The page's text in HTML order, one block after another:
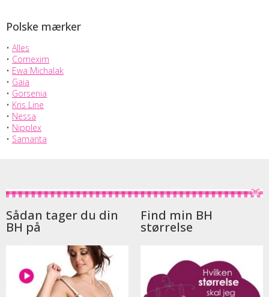
Polske mærker
• Alles
• Comexim
• Ewa Michalak
• Gaia
• Gorsenia
• Kris Line
• Nessa
• Nipplex
• Samanta
Sådan tager du din
BH på
Find min BH
størrelse